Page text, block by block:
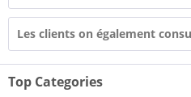
Les clients on également
Top Categories